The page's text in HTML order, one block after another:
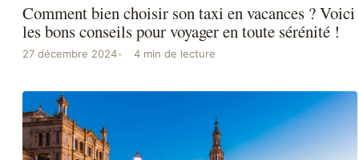
Comment bien choisir son taxi en vacances ? Voici
les bons conseils pour voyager en toute sérénité !
27 décembre 2024 4 min de lecture